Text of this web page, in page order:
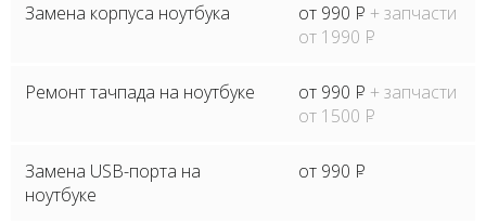
Замена корпуса ноутбука от 990 P + запчасти
от 1990 P
Ремонт тачпада на ноутбуке от 990 P + запчасти
от 1500 P
Замена USB-порта на
ноутбуке
от 990 P